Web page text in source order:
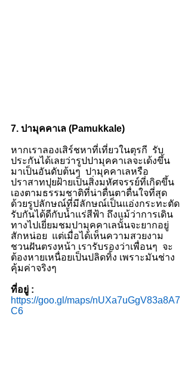
7. ปามุคคาเล (Pamukkale)
หากเราลองเสิร์ชหาที่เที่ยวในตุรกี  รับ
ประกันได้เลยว่ารูปปามุคคาเลจะเด้งขึ้น
มาเป็นอันดับต้นๆ  ปามุคคาเลหรือ
ปราสาทปุยฝ้ายเป็นสิ่งมหัศจรรย์ที่เกิดขึ้น
เองตามธรรมชาติที่น่าตื่นตาตื่นใจที่สุด
ด้วยรูปลักษณ์ที่มีลักษณ์เป็นแอ่งกระทะตัด
รับกันได้ดีกับน้ำแร่สีฟ้า ถึงแม้ว่าการเดิน
ทางไปเยี่ยมชมปามุคคาเลนั้นจะยากอยู่
สักหน่อย  แต่เมื่อได้เห็นความสวยงาม
ชวนฝันตรงหน้า เรารับรองว่าเพื่อนๆ  จะ
ต้องหายเหนื่อยเป็นปลิดทิ้ง เพราะมันช่าง
คุ้มค่าจริงๆ
ที่อยู่ :
https://goo.gl/maps/nUXa7uGgV83a8A7
C6